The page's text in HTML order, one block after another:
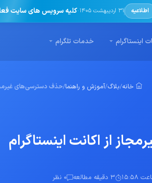
اطلاعیه 31 اردیبهشت 1405 ·کلیه سرویس های سایت
اینستاگرام خدمات تلگرام
خانه/بلاگ/آموزش و راهنما/حذف دسترسی‌های
از اکانت اینستاگرام
3 دقیقه مطالعه 0 نظر